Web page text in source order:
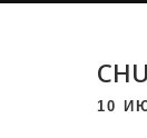
10